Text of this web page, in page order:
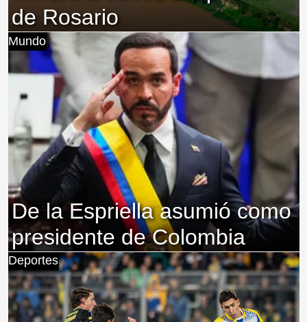
de Rosario
Mundo
De la Espriella asumió como
presidente de Colombia
Deportes